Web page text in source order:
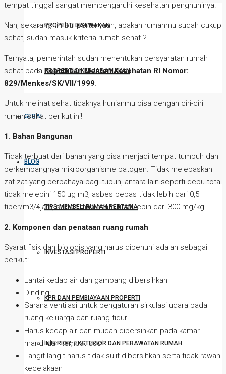
PROPERTI DISEWAKAN
PROPERTI DIKERJASAMAKAN
GERAI
BLOG
TIPS MEMBELI RUMAH PERTAMA
INVESTASI PROPERTI
KPR DAN PEMBIAYAAN PROPERTI
INTERIOR, EKSTERIOR DAN PERAWATAN RUMAH
tempat tinggal sangat mempengaruhi kesehatan penghuninya.
Nah, sekarang timbul pertanyaan, apakah rumahmu sudah cukup
sehat, sudah masuk kriteria rumah sehat ?
Ternyata, pemerintah sudah menentukan persyaratan rumah
sehat pada Keputusan Menteri Kesehatan RI Nomor:
829/Menkes/SK/VII/1999.
Untuk melihat sehat tidaknya hunianmu bisa dengan ciri-ciri
rumah sehat berikut ini!
1. Bahan Bangunan
Tidak terbuat dari bahan yang bisa menjadi tempat tumbuh dan
berkembangnya mikroorganisme patogen. Tidak melepaskan
zat-zat yang berbahaya bagi tubuh, antara lain seperti debu total
tidak melebihi 150 µg m3, asbes bebas tidak lebih dari 0,5
fiber/m3/4jam, serta timah hitam tidak lebih dari 300 mg/kg.
2. Komponen dan penataan ruang rumah
Syarat fisik dan biologis yang harus dipenuhi adalah sebagai
berikut:
Lantai kedap air dan gampang dibersihkan
Dinding:
Sarana ventilasi untuk pengaturan sirkulasi udara pada
ruang keluarga dan ruang tidur
Harus kedap air dan mudah dibersihkan pada kamar
mandi dan tempat cuci
Langit-langit harus tidak sulit dibersihkan serta tidak rawan
kecelakaan